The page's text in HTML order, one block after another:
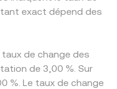
exact dépend des
de change des
de 3,00 %. Sur
%. Le taux de change